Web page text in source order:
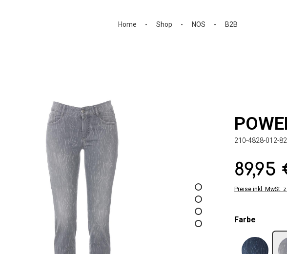
Home
Shop NOS B2B
210-4828-012-
Regulärer Preis:
89,95
Preise inkl. MwSt.
Farbe